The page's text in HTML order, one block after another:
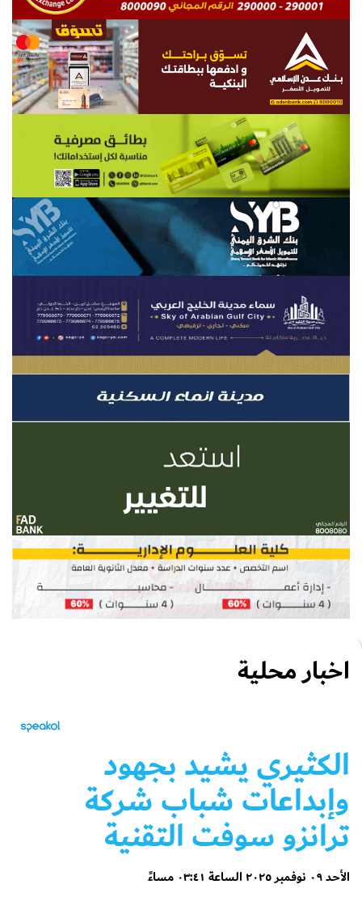
اخبار محلية
الكثيري يشيد بجهود
وإبداعات شباب شركة
ترانزو سوفت التقنية
الأحد ٠٩ نوفمبر ٢٠٢٥ الساعة ٠٣:٤١ مساءً